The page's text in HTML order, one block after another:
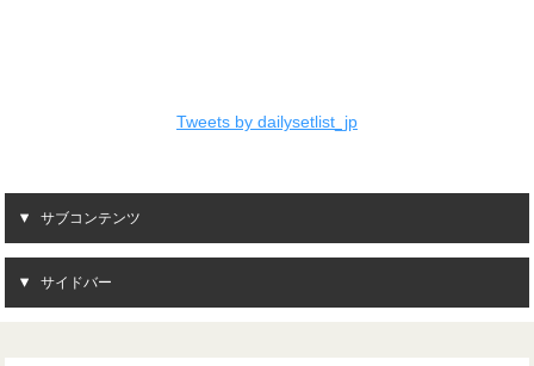
Tweets by dailysetlist_jp
サブコンテンツ
サイドバー